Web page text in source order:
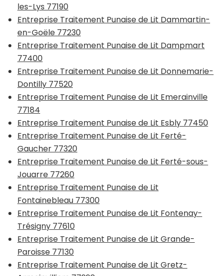
les-Lys 77190
Entreprise Traitement Punaise de Lit Dammartin-
en-Goële 77230
Entreprise Traitement Punaise de Lit Dampmart
77400
Entreprise Traitement Punaise de Lit Donnemarie-
Dontilly 77520
Entreprise Traitement Punaise de Lit Emerainville
77184
Entreprise Traitement Punaise de Lit Esbly 77450
Entreprise Traitement Punaise de Lit Ferté-
Gaucher 77320
Entreprise Traitement Punaise de Lit Ferté-sous-
Jouarre 77260
Entreprise Traitement Punaise de Lit
Fontainebleau 77300
Entreprise Traitement Punaise de Lit Fontenay-
Trésigny 77610
Entreprise Traitement Punaise de Lit Grande-
Paroisse 77130
Entreprise Traitement Punaise de Lit Gretz-